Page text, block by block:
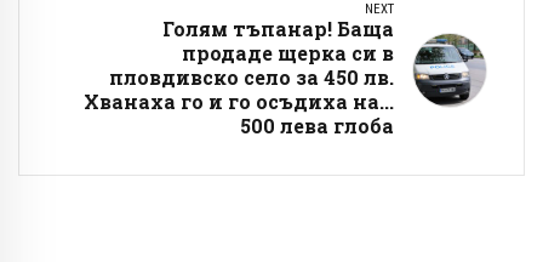
NEXT
Голям тъпанар! Баща
продаде щерка си в
пловдивско село за 450 лв.
Хванаха го и го осъдиха на...
500 лева глоба